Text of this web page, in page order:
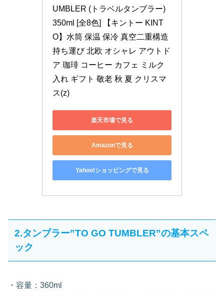
UMBLER (トラベルタンブラー)
350ml [全8色] 【キントー KINT
O】水筒 保温 保冷 真空二重構造
持ち運び 北欧 オシャレ アウトド
ア 珈琲 コーヒー カフェ ミルク
入れ ギフト 敬老 秋 夏 クリスマ
ス(z)
楽天市場で見る
Amazonで見る
Yahoo!ショッピングで見る
2.タンブラー”TO GO TUMBLER”の基本スペ
ック
・容量：360ml